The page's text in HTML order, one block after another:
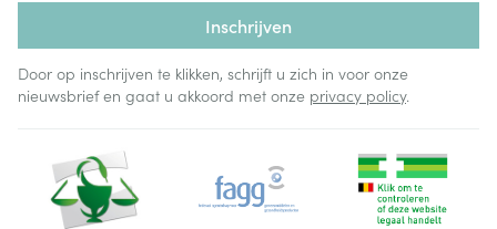
Inschrijven
Door op inschrijven te klikken, schrijft u zich in voor onze
nieuwsbrief en gaat u akkoord met onze privacy policy.